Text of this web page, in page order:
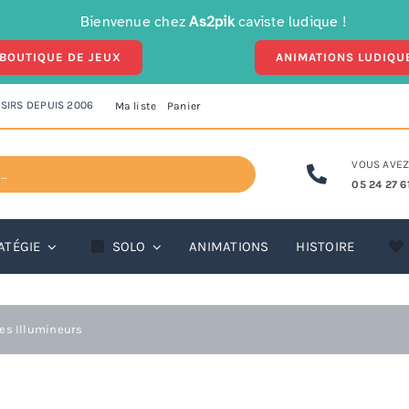
Bienvenue chezAs2pikcaviste ludique !
BOUTIQUE DE JEUX ANIMATIONS
DEPUIS 2006 Ma liste Panier
VOUS
05 24 27
SOLO ANIMATIONS HISTOIRE
d’Ursula – Quête
Illumineurs